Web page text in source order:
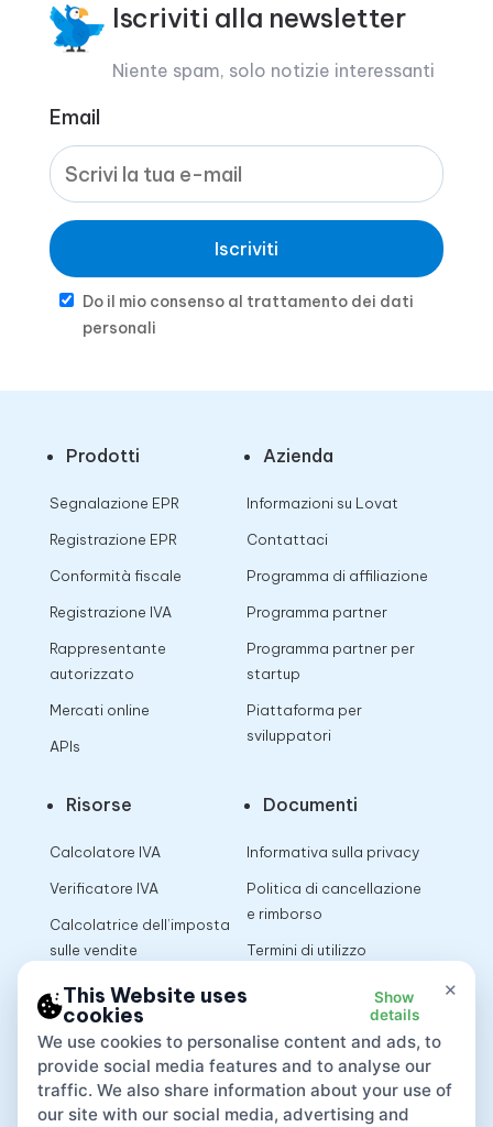
Iscriviti alla newsletter
Niente spam, solo notizie interessanti
Email
Iscriviti
Do il mio consenso al trattamento dei dati
personali
Prodotti
Segnalazione EPR
Registrazione EPR
Conformità fiscale
Registrazione IVA
Rappresentante
autorizzato
Mercati online
APIs
Azienda
Informazioni su Lovat
Contattaci
Programma di affiliazione
Programma partner
Programma partner per
startup
Piattaforma per
sviluppatori
Risorse
Calcolatore IVA
Verificatore IVA
Calcolatrice dell’imposta
sulle vendite
Documenti
Informativa sulla privacy
Politica di cancellazione
e rimborso
Termini di utilizzo
×
This Website uses
cookies
Show
details
We use cookies to personalise content and ads, to
provide social media features and to analyse our
traffic. We also share information about your use of
our site with our social media, advertising and